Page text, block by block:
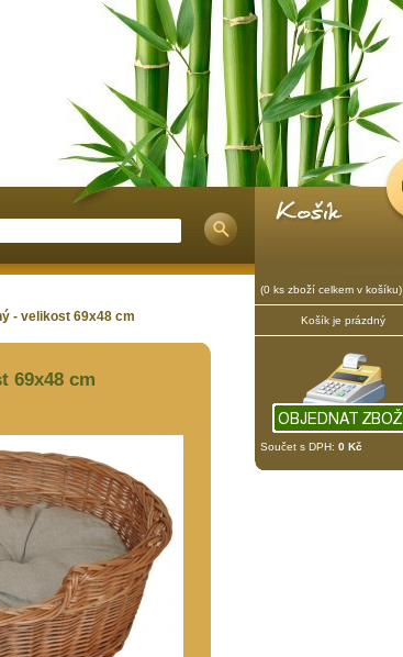
(0 ks zboží celkem v košíku)
Košík je prázdný
Součet s DPH: 0 Kč
- velikost 69x48 cm
69x48 cm